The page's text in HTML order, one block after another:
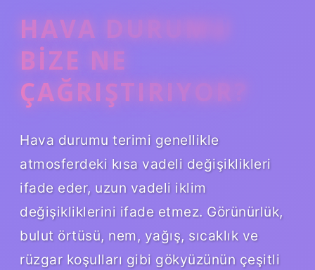
HAVA DURUMU
BIZE NE
ÇAĞRIŞTIRIYOR?
Hava durumu terimi genellikle
atmosferdeki kısa vadeli değişiklikleri
ifade eder, uzun vadeli iklim
değişikliklerini ifade etmez. Görünürlük,
bulut örtüsü, nem, yağış, sıcaklık ve
rüzgar koşulları gibi gökyüzünün çeşitli